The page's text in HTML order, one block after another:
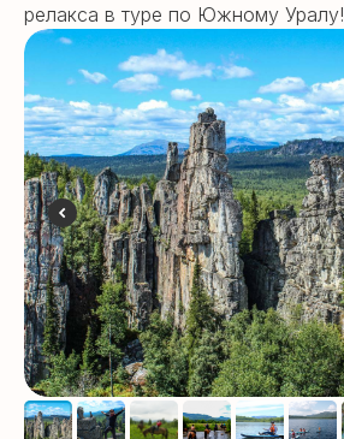
релакса в туре по Южному Уралу!